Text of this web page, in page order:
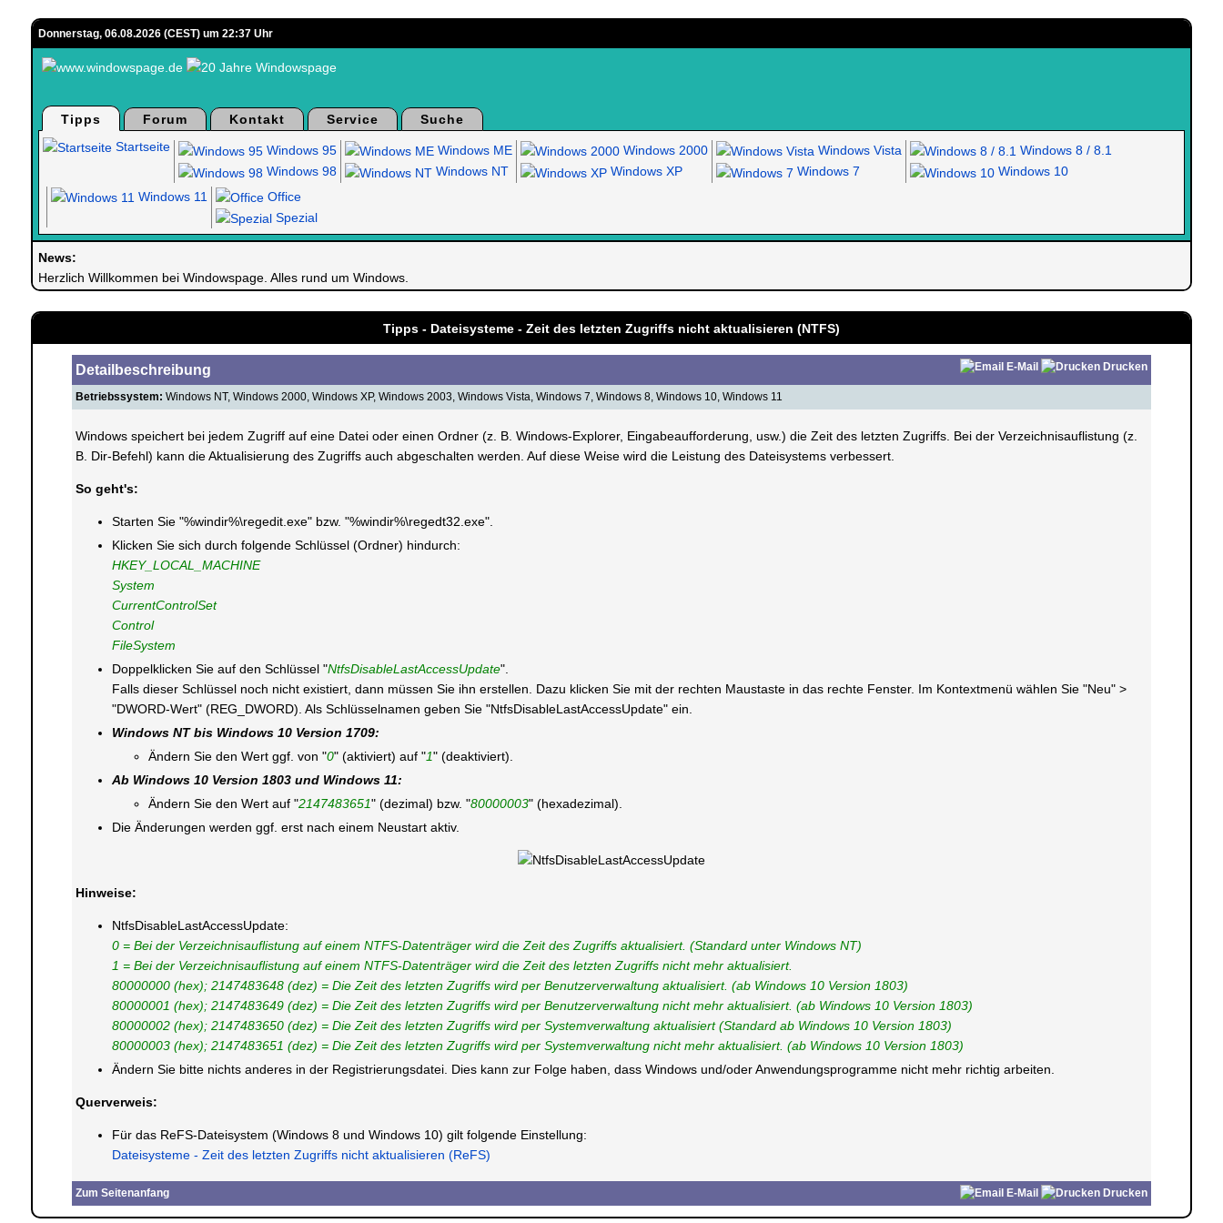
Donnerstag, 06.08.2026 (CEST) um 22:37 Uhr
Tipps Forum Kontakt Service
Suche
Startseite
Windows 95
Windows 98
Windows ME
Windows NT
Windows 2000
Windows XP
Windows Vista
Windows 7
Windows 8 / 8.1
Windows 10
Windows 11
Office
Spezial
News:
Herzlich Willkommen bei Windowspage. Alles rund um Windows.
Tipps - Dateisysteme - Zeit des letzten Zugriffs nicht aktualisieren (NTFS)
Detailbeschreibung E-Mail Drucken
Betriebssystem: Windows NT, Windows 2000, Windows XP, Windows 2003, Windows Vista, Windows 7, Windows 8, Windows 10, Windows 11
Windows speichert bei jedem Zugriff auf eine Datei oder einen Ordner (z. B. Windows-Explorer, Eingabeaufforderung, usw.) die Zeit des letzten Zugriffs. Bei der Verzeichnisauflistung (z.
B. Dir-Befehl) kann die Aktualisierung des Zugriffs auch abgeschalten werden. Auf diese Weise wird die Leistung des Dateisystems verbessert.
So geht's:
Starten Sie "%windir%\regedit.exe" bzw. "%windir%\regedt32.exe".
Klicken Sie sich durch folgende Schlüssel (Ordner) hindurch:
HKEY_LOCAL_MACHINE
System
CurrentControlSet
Control
FileSystem
Doppelklicken Sie auf den Schlüssel "NtfsDisableLastAccessUpdate".
Falls dieser Schlüssel noch nicht existiert, dann müssen Sie ihn erstellen. Dazu klicken Sie mit der rechten Maustaste in das rechte Fenster. Im Kontextmenü wählen Sie "Neu" >
"DWORD-Wert" (REG_DWORD). Als Schlüsselnamen geben Sie "NtfsDisableLastAccessUpdate" ein.
Windows NT bis Windows 10 Version 1709:
Ändern Sie den Wert ggf. von "0" (aktiviert) auf "1" (deaktiviert).
Ab Windows 10 Version 1803 und Windows 11:
Ändern Sie den Wert auf "2147483651" (dezimal) bzw. "80000003" (hexadezimal).
Die Änderungen werden ggf. erst nach einem Neustart aktiv.
Hinweise:
NtfsDisableLastAccessUpdate:
0 = Bei der Verzeichnisauflistung auf einem NTFS-Datenträger wird die Zeit des Zugriffs aktualisiert. (Standard unter Windows NT)
1 = Bei der Verzeichnisauflistung auf einem NTFS-Datenträger wird die Zeit des letzten Zugriffs nicht mehr aktualisiert.
80000000 (hex); 2147483648 (dez) = Die Zeit des letzten Zugriffs wird per Benutzerverwaltung aktualisiert. (ab Windows 10 Version 1803)
80000001 (hex); 2147483649 (dez) = Die Zeit des letzten Zugriffs wird per Benutzerverwaltung nicht mehr aktualisiert. (ab Windows 10 Version 1803)
80000002 (hex); 2147483650 (dez) = Die Zeit des letzten Zugriffs wird per Systemverwaltung aktualisiert (Standard ab Windows 10 Version 1803)
80000003 (hex); 2147483651 (dez) = Die Zeit des letzten Zugriffs wird per Systemverwaltung nicht mehr aktualisiert. (ab Windows 10 Version 1803)
Ändern Sie bitte nichts anderes in der Registrierungsdatei. Dies kann zur Folge haben, dass Windows und/oder Anwendungsprogramme nicht mehr richtig arbeiten.
Querverweis:
Für das ReFS-Dateisystem (Windows 8 und Windows 10) gilt folgende Einstellung:
Dateisysteme - Zeit des letzten Zugriffs nicht aktualisieren (ReFS)
Zum Seitenanfang E-Mail Drucken